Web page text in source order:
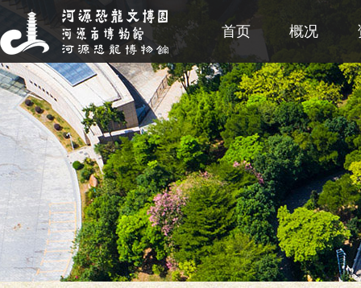
首页 概况